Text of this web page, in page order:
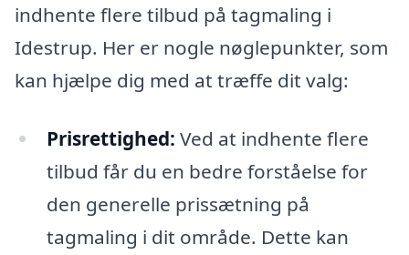
indhente flere tilbud på tagmaling i
Idestrup. Her er nogle nøglepunkter, som
kan hjælpe dig med at træffe dit valg:
Prisrettighed: Ved at indhente flere
tilbud får du en bedre forståelse for
den generelle prissætning på
tagmaling i dit område. Dette kan